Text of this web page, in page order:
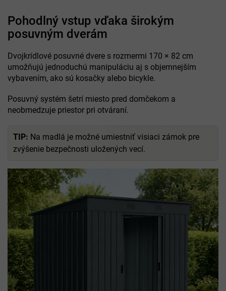
Pohodlný vstup vďaka širokým
posuvným dverám
Dvojkrídlové posuvné dvere s rozmermi 170 × 82 cm
umožňujú jednoduchú manipuláciu aj s objemnejším
vybavením, ako sú kosačky alebo bicykle.
Posuvný systém šetrí miesto pred domčekom a
neobmedzuje priestor pri otváraní.
TIP: Na madlá je možné umiestniť visiaci zámok pre
zvýšenie bezpečnosti uložených vecí.